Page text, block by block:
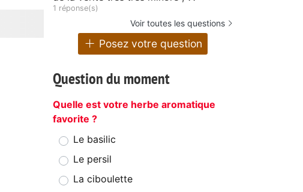
1 réponse(s)
Voir toutes les questions
Posez votre question
Question du moment
Quelle est votre herbe aromatique
favorite ?
Le basilic
Le persil
La ciboulette